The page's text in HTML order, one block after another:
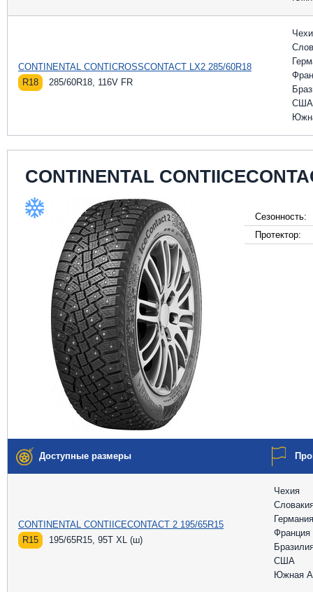
CONTINENTAL CONTICROSSCONTACT LX2 285/60R18
R18
285/60R18, 116V FR
США
CONTINENTAL
Сезонность:
Протектор:
Доступные размеры
CONTINENTAL CONTIICECONTACT 2 195/65R15
R15
195/65R15, 95T XL (ш)
Чехия
Германия
Франция
США
Южная